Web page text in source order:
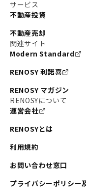
サービス
不動産投資
不動産売却
関連サイト
Modern Standard
RENOSY 利諾喜
RENOSY マガジン
RENOSYについて
運営会社
RENOSYとは
利用規約
お問い合わせ窓口
プライバシーポリシー